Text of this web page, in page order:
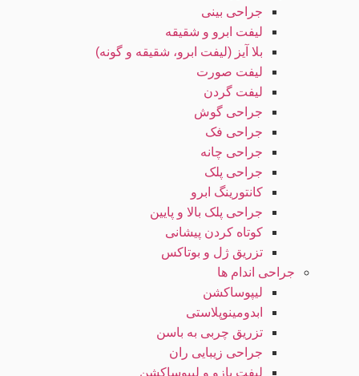
جراحی بینی
لیفت ابرو و شقیقه
بلا آیز (لیفت ابرو، شقیقه و گونه)
لیفت صورت
لیفت گردن
جراحی گوش
جراحی فک
جراحی چانه
جراحی پلک
کانتورینگ ابرو
جراحی پلک بالا و پایین
کوتاه کردن پیشانی
تزریق ژل و بوتاکس
جراحی اندام ها
لیپوساکشن
ابدومینوپلاستی
تزریق چربی به باسن
جراحی زیبایی ران
لیفت بازو و لیپوساکشن